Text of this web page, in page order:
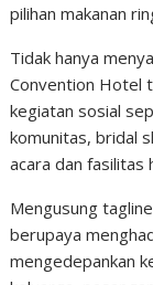
pilihan makanan
Tidak hanya
Convention Hotel
kegiatan sosial
komunitas, bridal
acara dan fasilitas
Mengusung tagline
berupaya
mengedepankan